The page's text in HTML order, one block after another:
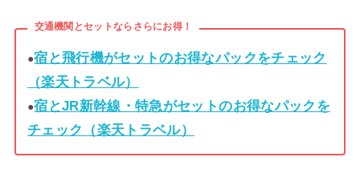
交通機関とセットならさらにお得！
●宿と飛行機がセットのお得なパックをチェック
（楽天トラベル）
●宿とJR新幹線・特急がセットのお得なパックを
チェック（楽天トラベル）